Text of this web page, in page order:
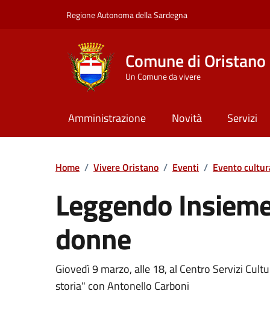
Regione Autonoma della Sardegna
Comune di Oristano
Un Comune da vivere
Amministrazione Novità Servizi
Home / Vivere Oristano / Eventi / Evento
Leggendo
donne
Dettaglio
Giovedì 9 marzo, alle 18, al Centro Servizi
storia" con Antonello Carboni